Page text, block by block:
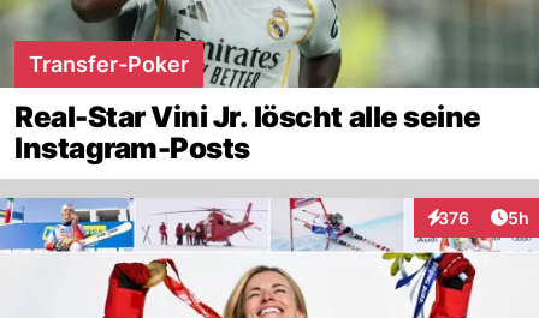
Transfer-Poker
Real-Star Vini Jr. löscht alle seine
Instagram-Posts
376
Interaktionen
5h